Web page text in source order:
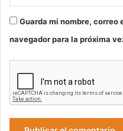
Guarda mi nombre,
navegador para la próxima